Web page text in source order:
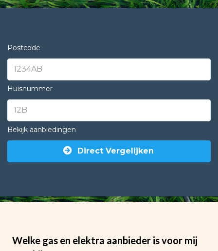
Postcode
Huisnummer
Bekijk aanbiedingen
Direct Vergelijken
Welke gas en elektra aanbieder is voor mij